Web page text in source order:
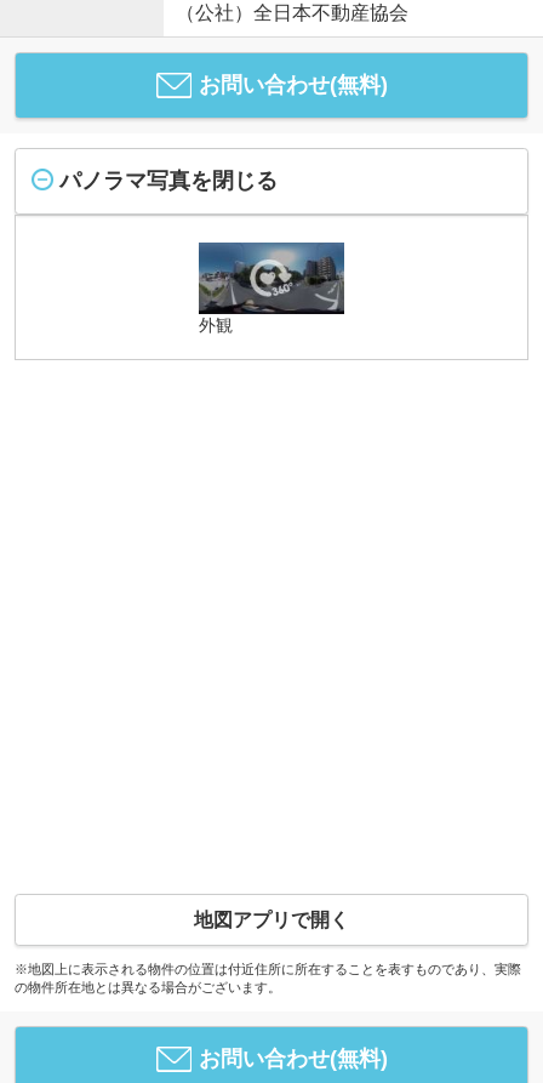
（公社）全日本不動産協会
お問い合わせ(無料)
パノラマ写真を閉じる
外観
地図アプリで開く
※地図上に表示される物件の位置は付近住所に所在することを表すものであり、実際
の物件所在地とは異なる場合がございます。
お問い合わせ(無料)